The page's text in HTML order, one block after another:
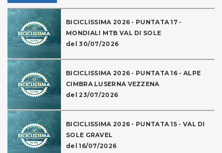
BICICLISSIMA 2026 - PUNTATA 17 -
MONDIALI MTB VAL DI SOLE
del 30/07/2026
BICICLISSIMA 2026 - PUNTATA 16 - ALPE
CIMBRA LUSERNA VEZZENA
del 23/07/2026
BICICLISSIMA 2026 - PUNTATA 15 - VAL DI
SOLE GRAVEL
del 16/07/2026